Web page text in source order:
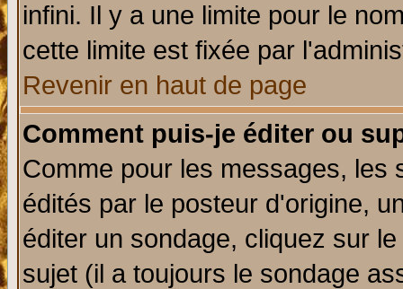
infini. Il y a une limite pour le
cette limite est fixée par
Revenir en haut de page
Comment puis-je éditer ou
Comme pour les messages, les
édités par le posteur d'origine,
éditer un sondage, cliquez sur
sujet (il a toujours le sondage